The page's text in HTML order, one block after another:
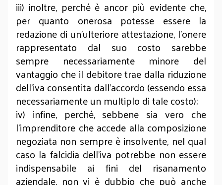
iii) inoltre, perché è ancor più evidente che,
per quanto onerosa potesse essere la
redazione di un’ulteriore attestazione, l’onere
rappresentato dal suo costo sarebbe
sempre necessariamente minore del
vantaggio che il debitore trae dalla riduzione
dell’iva consentita dall’accordo (essendo essa
necessariamente un multiplo di tale costo);
iv) infine, perché, sebbene sia vero che
l’imprenditore che accede alla composizione
negoziata non sempre è insolvente, nel qual
caso la falcidia dell’iva potrebbe non essere
indispensabile ai fini del risanamento
aziendale, non vi è dubbio che può anche